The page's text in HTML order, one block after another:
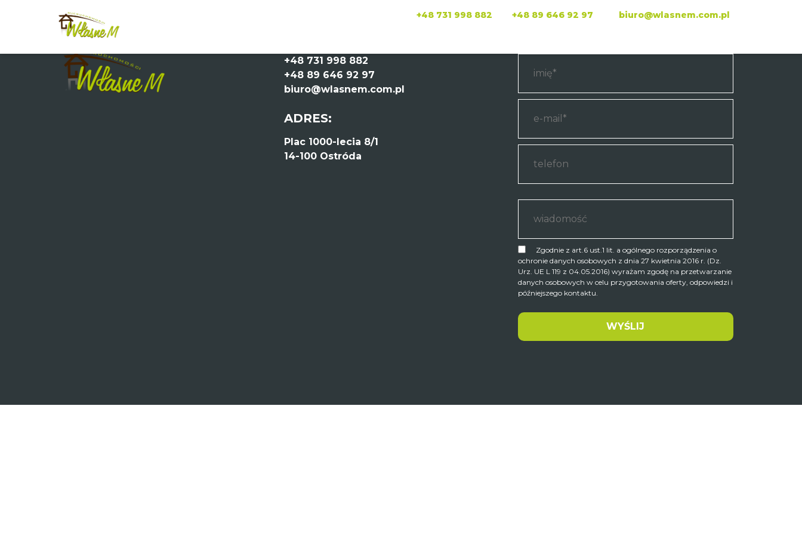
+48 731 998 882 +48 89 646 92 97 biuro@wlasnem.com.pl
+48 731 998 882
+48 89 646 92 97
biuro@wlasnem.com.pl
ADRES:
Plac 1000-lecia 8/1
14-100 Ostróda
Zgodnie z art.6 ust.1 lit. a ogólnego rozporządzenia o
ochronie danych osobowych z dnia 27 kwietnia 2016 r. (Dz.
Urz. UE L 119 z 04.05.2016) wyrażam zgodę na przetwarzanie
danych osobowych w celu przygotowania oferty, odpowiedzi i
późniejszego kontaktu.